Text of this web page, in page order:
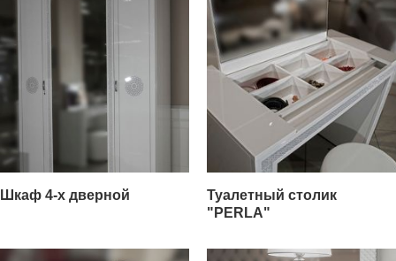
Шкаф 4-х дверной
Туалетный столик
"PERLA"